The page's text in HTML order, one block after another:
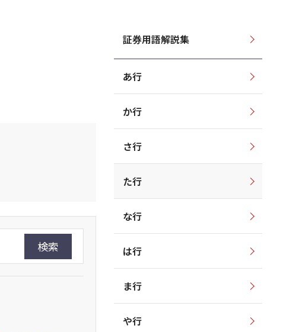
検索
証券用語解説集
あ行
か行
さ行
た行
な行
は行
ま行
や行